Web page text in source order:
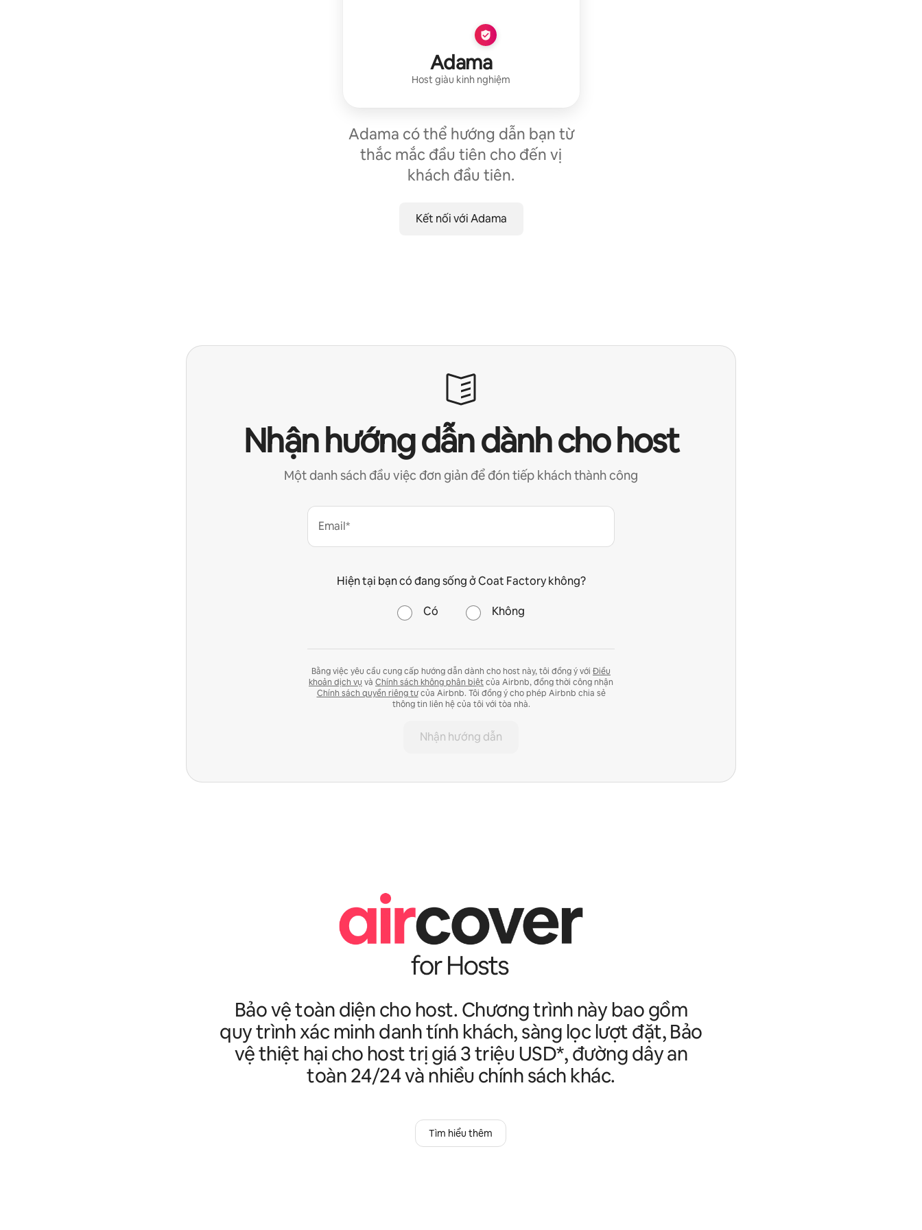
Adama
Host giàu kinh nghiệm
Adama có thể hướng dẫn bạn từ
thắc mắc đầu tiên cho đến vị
khách đầu tiên.
Kết nối với Adama
Nhận hướng dẫn dành cho host
Một danh sách đầu việc đơn giản để đón tiếp khách thành công
Email*
Hiện tại bạn có đang sống ở Coat Factory không?
Có Không
Bằng việc yêu cầu cung cấp hướng dẫn dành cho host này, tôi đồng ý với Điều
khoản dịch vụ và Chính sách không phân biệtcủa Airbnb, đồng thời công nhận
Chính sách quyền riêng tưcủa Airbnb. Tôi đồng ý cho phép Airbnb chia sẻ
thông tin liên hệ của tôi với tòa nhà.
Nhận hướng dẫn
Bảo vệ toàn diện cho host. Chương trình này bao gồm
quy trình xác minh danh tính khách, sàng lọc lượt đặt, Bảo
vệ thiệt hại cho host trị giá 3 triệu USD*, đường dây an
toàn 24/24 và nhiều chính sách khác.
Tìm hiểu thêm